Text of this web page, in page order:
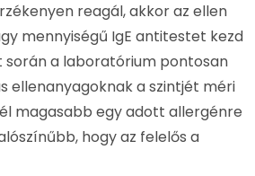
reagál, akkor az ellen
mennyiségű IgE antitestet kezd
során a laboratórium pontosan
ellenanyagoknak a szintjét méri
magasabb egy adott allergénre
hogy az felelős a